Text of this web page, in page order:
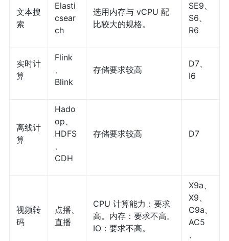
文本搜
索
Elasti
csear
ch
选用内存与 vCPU 配
比较大的规格。
SE9、
S6、
R6
实时计
算
Flink
、
Blink
存储要求较高
D7、
I6
离线计
算
Hado
op、
HDFS
、
CDH
存储要求较高 D7
视频转
码
点播、
直播
CPU 计算能力：要求
高。内存：要求不高。
IO：要求不高。
X9a、
X9、
C9a、
AC5
、